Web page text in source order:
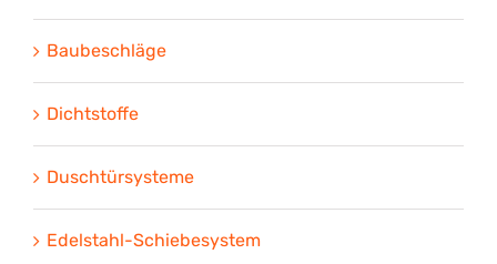
Baubeschläge
Dichtstoffe
Duschtürsysteme
Edelstahl-Schiebesystem